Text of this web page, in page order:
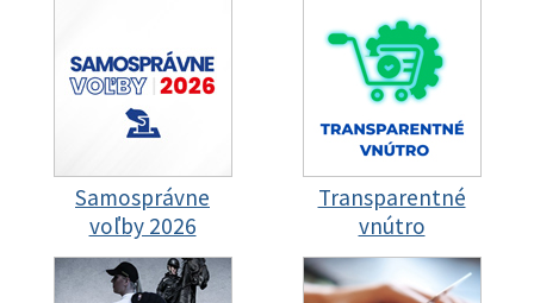
Samosprávne
voľby 2026
Transparentné
vnútro